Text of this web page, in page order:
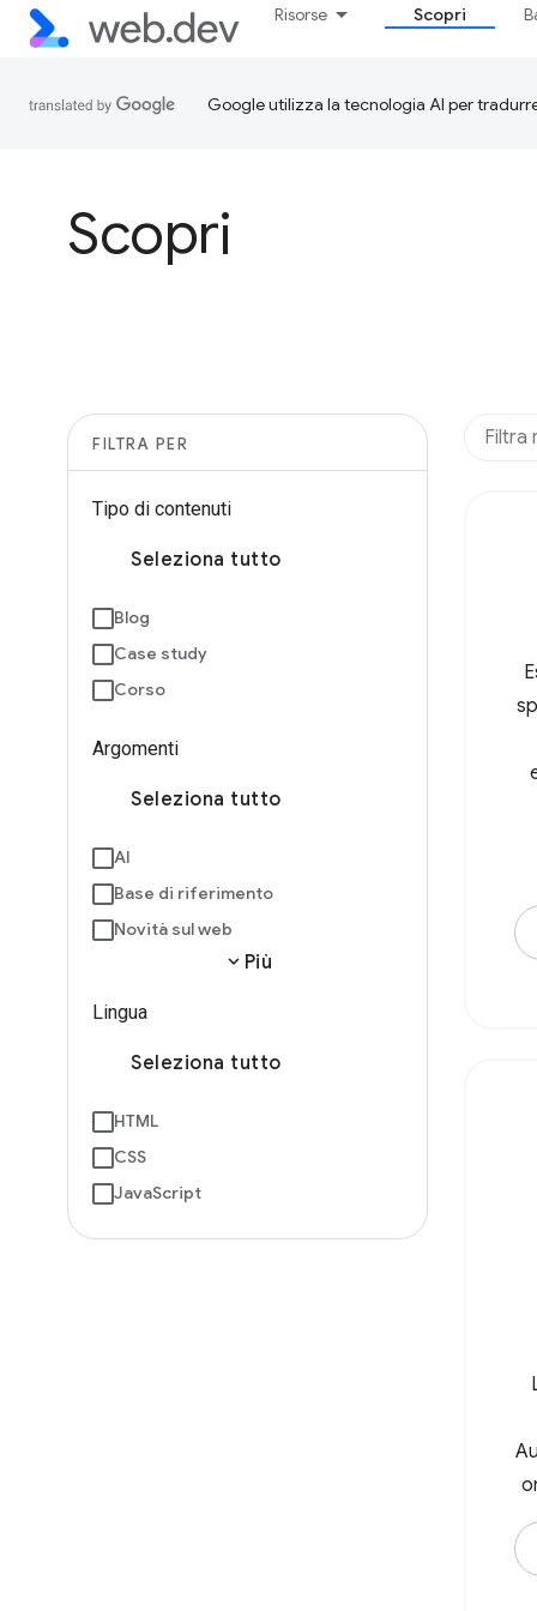
Risorse Scopri
Google utilizza la tecnologia AI per
Scopri
FILTRA PER
Tipo di contenuti
Seleziona tutto
Blog
Case study
Corso
Argomenti
Seleziona tutto
AI
Base di riferimento
Novità sul web
expand_more Più
Lingua
Seleziona tutto
HTML
CSS
JavaScript